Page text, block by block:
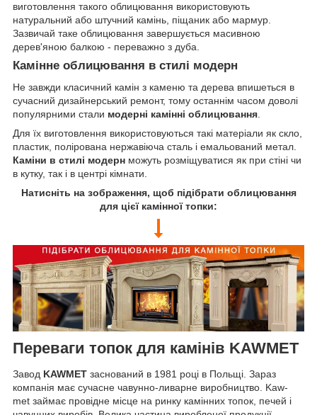
виготовлення такого облицювання використовують
натуральний або штучний камінь, піщаник або мармур.
Зазвичай таке облицювання завершується масивною
дерев'яною балкою - переважно з дуба.
Камінне облицювання в стилі модерн
Не завжди класичний камін з каменю та дерева впишеться в
сучасний дизайнерський ремонт, тому останнім часом доволі
популярними стали модерні камінні облицювання
Для їх виготовлення використовуються такі матеріали як скло,
пластик, полірована нержавіюча сталь і емальований метал.
Каміни в стилі модерн можуть розміщуватися як при стіні чи
в кутку, так і в центрі кімнати.
Натисніть на зображення, щоб підібрати облицювання
для цієї камінної топки:
Переваги топок для камінів KAWMET
Завод KAWMET заснований в 1981 році в Польщі. Зараз
компанія має сучасне чавунно-ливарне виробництво. Kaw-
met займає провідне місце на ринку камінних топок, печей і